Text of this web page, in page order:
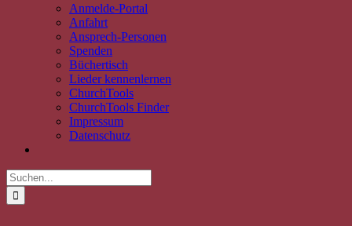
Anmelde-Portal
Anfahrt
Ansprech-Personen
Spenden
Büchertisch
Lieder kennenlernen
ChurchTools
ChurchTools Finder
Impressum
Datenschutz
Suche
nach: